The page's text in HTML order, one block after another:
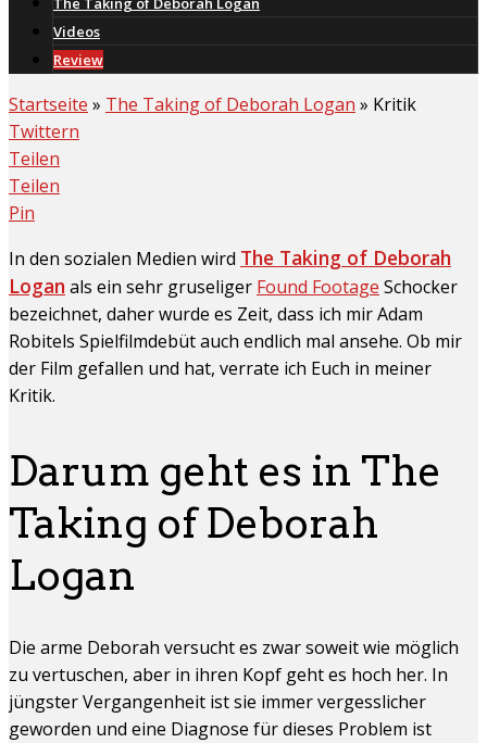
Videos
Review
Startseite » The Taking of Deborah Logan » Kritik
Twittern
Teilen
Teilen
Pin
In den sozialen Medien wird The Taking of Deborah
Logan als ein sehr gruseliger Found Footage Schocker
bezeichnet, daher wurde es Zeit, dass ich mir Adam
Robitels Spielfilmdebüt auch endlich mal ansehe. Ob mir
der Film gefallen und hat, verrate ich Euch in meiner
Kritik.
Darum geht es in The
Taking of Deborah
Logan
Die arme Deborah versucht es zwar soweit wie möglich
zu vertuschen, aber in ihren Kopf geht es hoch her. In
jüngster Vergangenheit ist sie immer vergesslicher
geworden und eine Diagnose für dieses Problem ist